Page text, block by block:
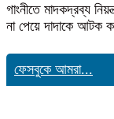
গাংনীতে মাদকদ্রব্য
না পেয়ে দাদাকে আটক
ফেসবুকে আমরা...